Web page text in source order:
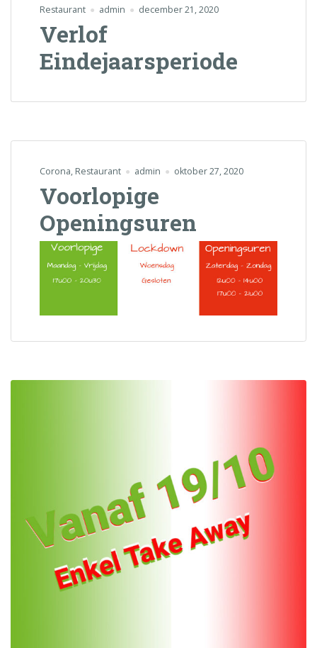
Restaurant admin december 21, 2020
Verlof
Eindejaarsperiode
Corona, Restaurant admin oktober 27, 2020
Voorlopige
Openingsuren